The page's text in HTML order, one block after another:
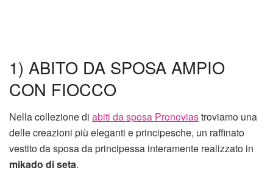
1) ABITO DA SPOSA AMPIO
CON FIOCCO
Nella collezione di abiti da sposa Pronoviastroviamo una
delle creazioni più eleganti e principesche, un raffinato
vestito da sposa da principessa interamente realizzato in
mikado di seta.